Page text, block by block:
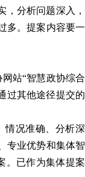
，分析问题深入，
多。提案内容要一
网站“智慧政协综合
过其他途径提交的
情况准确、分析深
专业优势和集体智
。已作为集体提案